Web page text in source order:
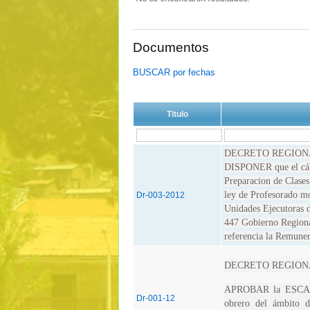
Documentos
BUSCAR por fechas
Titulo
Dr-003-2012
DECRETO
DISPONER que el
Preparacion de
ley de Profesorado
Unidades Ejecutoras
447 Gobierno
referencia la
Dr-001-12
DECRETO
APROBAR la
obrero del ámbito